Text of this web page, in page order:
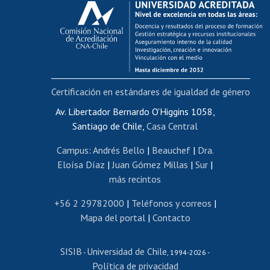
Postulación al AUCAI
Funcionarias/os
Cursos internos de capacitación
Bienestar del personal
Portal de movilidad interna
Certificado de renta
Certificado de renta honorarios
Editar páginas blancas
Extranjeras/os
Revalidación y reconocimiento de títulos
Postulación al Programa de Movilidad Estudiantil
Cursos de español
Av. Libertador Bernardo O'Higgins 1058,
Santiago de Chile, Casa Central
Campus: Andrés Bello | Beauchef| Dra.
Eloísa Díaz |Juan Gómez Millas | Sur |
más recintos
+56 2 29782000 | Teléfonos y correos |
Mapa del portal| Contacto
SISIB - Universidad de Chile, 1994-2026 -
Política de privacidad
Certificación en estándares de igualdad de género